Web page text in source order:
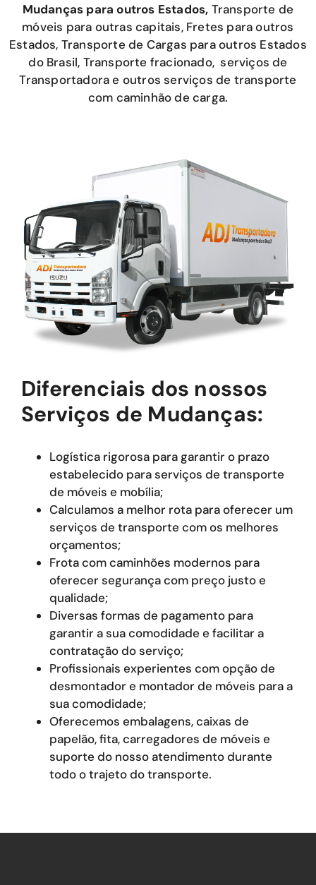
Mudanças para outros Estados, Transporte de
móveis para outras capitais, Fretes para outros
Estados, Transporte de Cargas para outros Estados
do Brasil, Transporte fracionado, serviços de
Transportadora e outros serviços de transporte
com caminhão de carga.
Diferenciais dos nossos
Serviços de Mudanças:
Logística rigorosa para garantir o prazo
estabelecido para serviços de transporte
de móveis e mobília;
Calculamos a melhor rota para oferecer um
serviços de transporte com os melhores
orçamentos;
Frota com caminhões modernos para
oferecer segurança com preço justo e
qualidade;
Diversas formas de pagamento para
garantir a sua comodidade e facilitar a
contratação do serviço;
Profissionais experientes com opção de
desmontador e montador de móveis para a
sua comodidade;
Oferecemos embalagens, caixas de
papelão, fita, carregadores de móveis e
suporte do nosso atendimento durante
todo o trajeto do transporte.